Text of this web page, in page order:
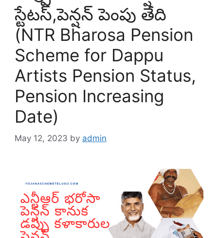
స్టేటస్,పెన్షన్ పెంపు తేది
(NTR Bharosa Pension
Scheme for Dappu
Artists Pension Status,
Pension Increasing
Date)
May 12, 2023 by admin